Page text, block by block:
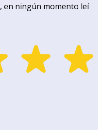
en ningún momento leí